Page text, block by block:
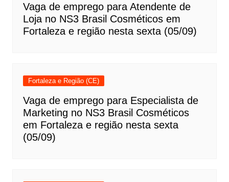
Vaga de emprego para Atendente de
Loja no NS3 Brasil Cosméticos em
Fortaleza e região nesta sexta (05/09)
Fortaleza e Região (CE)
Vaga de emprego para Especialista de
Marketing no NS3 Brasil Cosméticos
em Fortaleza e região nesta sexta
(05/09)